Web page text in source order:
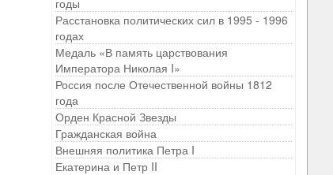
годы
Расстановка политических сил в 1995 - 1996
годах
Медаль «В память царствования
Императора Николая I»
Россия после Отечественной войны 1812
года
Орден Красной Звезды
Гражданская война
Внешняя политика Петра I
Екатерина и Петр II